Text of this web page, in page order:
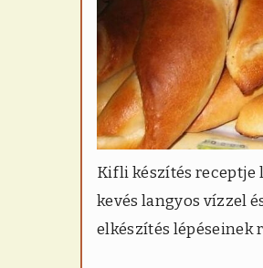
Kifli készítés receptje
kevés langyos vízzel
elkészítés lépéseinek